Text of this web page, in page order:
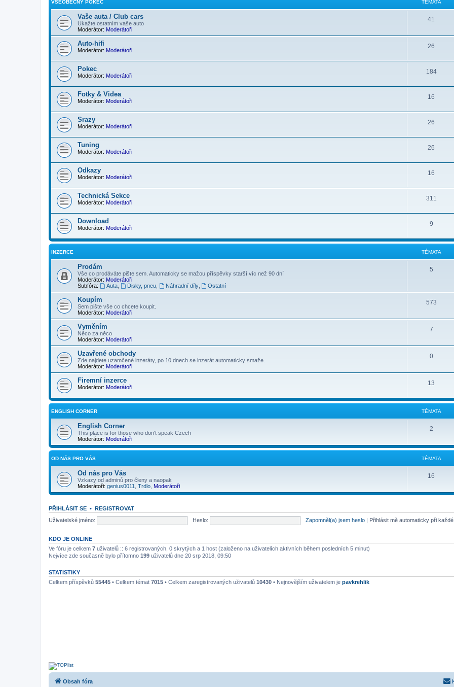
VŠEOBECNÝ POKEC TÉMATA
Vaše auta / Club cars
Ukažte ostatním vaše auto
Moderátor: Moderátoři
41
Auto-hifi
Moderátor: Moderátoři
26
Pokec
Moderátor: Moderátoři
184
Fotky & Videa
Moderátor: Moderátoři
16
Srazy
Moderátor: Moderátoři
26
Tuning
Moderátor: Moderátoři
26
Odkazy
Moderátor: Moderátoři
16
Technická Sekce
Moderátor: Moderátoři
311
Download
Moderátor: Moderátoři
9
INZERCE TÉMATA
Prodám
Vše co prodáváte pište sem. Automaticky se mažou příspěvky starší víc než 90 dní
Moderátor: Moderátoři
Subfóra:
Auta, Disky, pneu, Náhradní díly, Ostatní
5
Koupím
Sem pište vše co chcete koupit.
Moderátor: Moderátoři
573
Vyměním
Něco za něco
Moderátor: Moderátoři
7
Uzavřené obchody
Zde najdete uzamčené inzeráty, po 10 dnech se inzerát automaticky smaže.
Moderátor: Moderátoři
0
Firemní inzerce
Moderátor: Moderátoři
13
ENGLISH CORNER TÉMATA
English Corner
This place is for those who don't speak Czech
Moderátor: Moderátoři
2
OD NÁS PRO VÁS TÉMATA
Od nás pro Vás
Vzkazy od adminů pro členy a naopak
Moderátoři: genius0011 Trdlo Moderátoři
16
PŘIHLÁSIT SE • REGISTROVAT
Uživatelské jméno:
Heslo: Zapomněl(a) jsem heslo | Přihlásit mě automaticky při
KDO JE ONLINE
Ve fóru je celkem 7 uživatelů :: 6 registrovaných, 0 skrytých a 1 host (založeno na uživatelích aktivních během posledních 5 minut)
Nejvíce zde současně bylo přítomno 199 uživatelů dne 20 srp 2018, 09:50
STATISTIKY
Celkem příspěvků 55445 • Celkem témat 7015 • Celkem zaregistrovaných uživatelů 10430 • Nejnovějším uživatelem je pavkrehlik
Obsah fóra